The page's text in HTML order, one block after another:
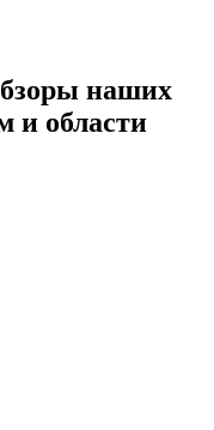
наших
и области